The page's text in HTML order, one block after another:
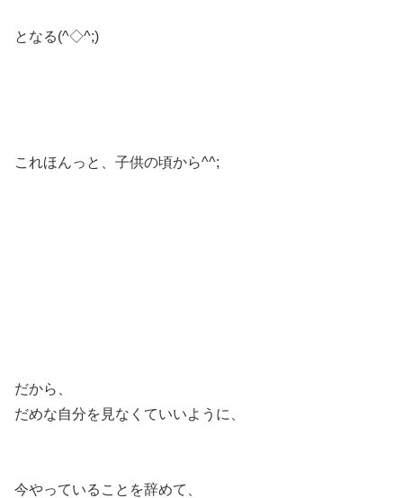
となる(^◇^;)
これほんっと、子供の頃から^^;
だから、
だめな自分を見なくていいように、
今やっていることを辞めて、